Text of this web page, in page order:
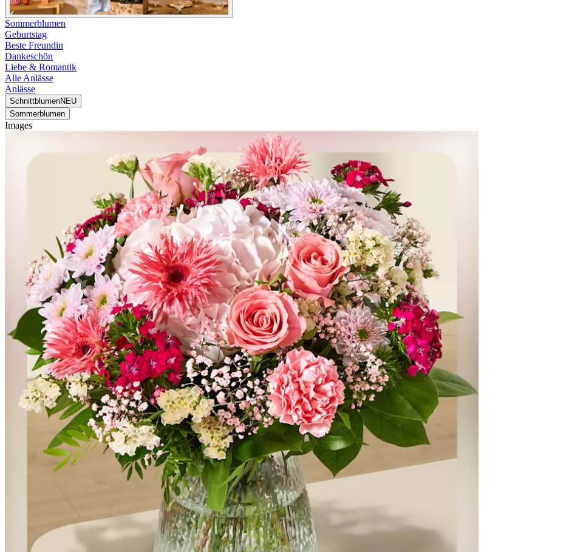
Sommerblumen
Geburtstag
Beste Freundin
Dankeschön
Liebe & Romantik
Alle Anlässe
Anlässe
SchnittblumenNEU
Sommerblumen
Images